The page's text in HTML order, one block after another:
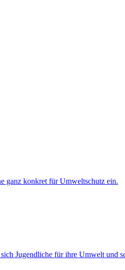
Jugendliche für ihre Umwelt und